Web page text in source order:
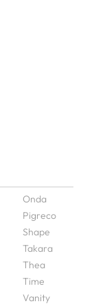
Onda
Pigreco
Shape
Takara
Thea
Time
Vanity